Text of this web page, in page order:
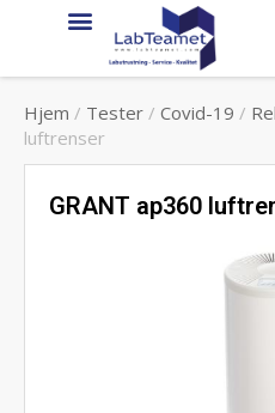
Hjem / Tester / Covid-19 /
luftrenser
GRANT ap360